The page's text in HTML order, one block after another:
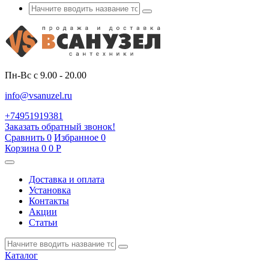
Пн-Вс с 9.00 - 20.00
info@vsanuzel.ru
+74951919381
Заказать обратный звонок!
Сравнить 0 Избранное 0
Корзина 0 0 Р
Доставка и оплата
Установка
Контакты
Акции
Статьи
Каталог